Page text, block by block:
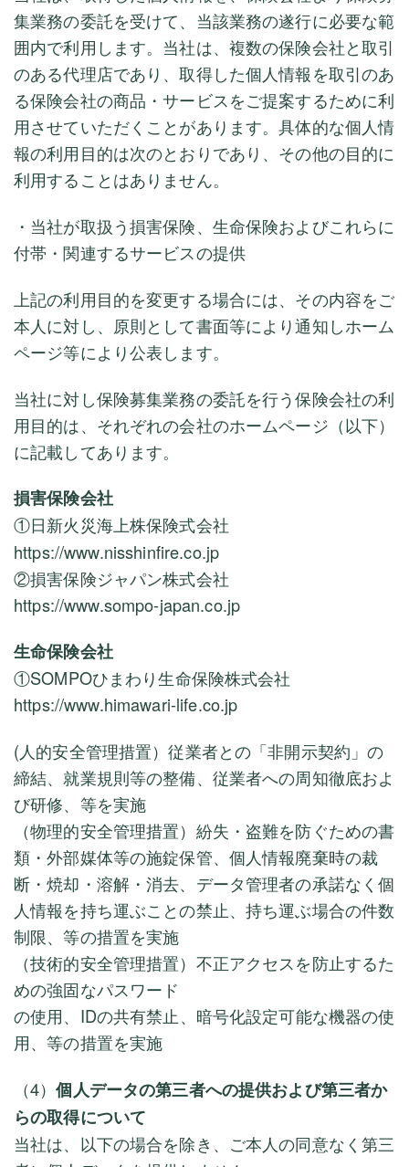
集業務の委託を受けて、当該業務の遂行に必要な範
囲内で利用します。当社は、複数の保険会社と取引
のある代理店であり、取得した個人情報を取引のあ
る保険会社の商品・サービスをご提案するために利
用させていただくことがあります。具体的な個人情
報の利用目的は次のとおりであり、その他の目的に
利用することはありません。
・当社が取扱う損害保険、生命保険およびこれらに
付帯・関連するサービスの提供
上記の利用目的を変更する場合には、その内容をご
本人に対し、原則として書面等により通知しホーム
ページ等により公表します。
当社に対し保険募集業務の委託を行う保険会社の利
用目的は、それぞれの会社のホームページ（以下）
に記載してあります。
損害保険会社
①日新火災海上株保険式会社
https://www.nisshinfire.co.jp
②損害保険ジャパン株式会社
https://www.sompo-japan.co.jp
生命保険会社
①SOMPOひまわり生命保険株式会社
https://www.himawari-life.co.jp
(人的安全管理措置）従業者との「非開示契約」の
締結、就業規則等の整備、従業者への周知徹底およ
び研修、等を実施
（物理的安全管理措置）紛失・盗難を防ぐための書
類・外部媒体等の施錠保管、個人情報廃棄時の裁
断・焼却・溶解・消去、データ管理者の承諾なく個
人情報を持ち運ぶことの禁止、持ち運ぶ場合の件数
制限、等の措置を実施
（技術的安全管理措置）不正アクセスを防止するた
めの強固なパスワード
の使用、IDの共有禁止、暗号化設定可能な機器の使
用、等の措置を実施
（4）個人データの第三者への提供および第三者か
らの取得について
当社は、以下の場合を除き、ご本人の同意なく第三